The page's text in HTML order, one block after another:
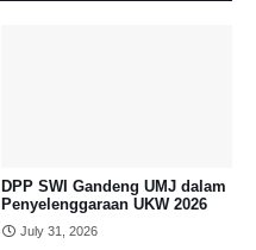
DPP SWI Gandeng UMJ dalam
Penyelenggaraan UKW 2026
July 31, 2026